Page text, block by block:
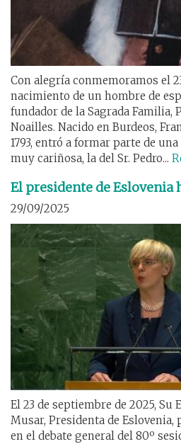
Con alegría conmemoramos el
nacimiento de un hombre de
fundador de la Sagrada Familia,
Noailles. Nacido en Burdeos,
1793, entró a formar parte de
muy cariñosa, la del Sr. Pedro...
El presidente de Eslovenia
29/09/2025
El 23 de septiembre de 2025, Su
Musar, Presidenta de
en el debate general del 80º